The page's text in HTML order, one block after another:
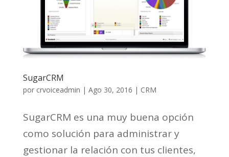
SugarCRM
por crvoiceadmin | Ago 30, 2016 | CRM
SugarCRM es una muy buena opción
como solución para administrar y
gestionar la relación con tus clientes,